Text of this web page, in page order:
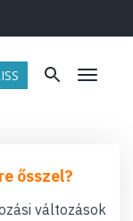
Menü
ősszel?
változások